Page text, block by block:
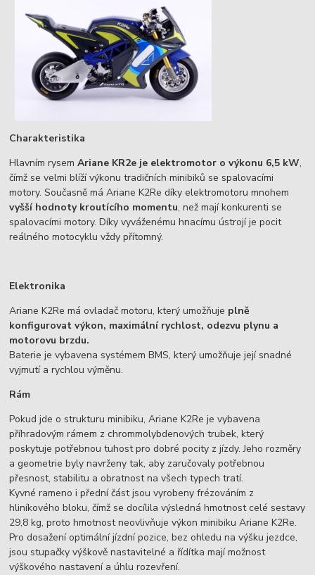
Charakteristika
Hlavním rysemAriane KR2e je elektromotor o výkonu 6,5 kW,
čímž se velmi blíží výkonu tradičních minibiků se spalovacími
motory. Současně má Ariane K2Re díky elektromotoru mnohem
vyšší hodnoty kroutícího momentu, než mají konkurenti se
spalovacími motory. Díky vyváženému hnacímu ústrojí je pocit
reálného motocyklu vždy přítomný.
Elektronika
Ariane K2Re má ovladač motoru, který umožňuje plně
konfigurovat výkon, maximální rychlost, odezvu plynu a
motorovu brzdu.
Baterie je vybavena systémem BMS, který umožňuje její snadné
vyjmutí a rychlou výměnu.
Rám
Pokud jde o strukturu minibiku, Ariane K2Re je vybavena
příhradovým rámem z chrommolybdenových trubek, který
poskytuje potřebnou tuhost pro dobré pocity z jízdy. Jeho rozměry
a geometrie byly navrženy tak, aby zaručovaly potřebnou
přesnost, stabilitu a obratnost na všech typech tratí.
Kyvné rameno i přední část jsou vyrobeny frézováním z
hliníkového bloku, čímž se docílila výsledná hmotnost celé sestavy
29,8 kg, proto hmotnost neovlivňuje výkon minibiku Ariane K2Re.
Pro dosažení optimální jízdní pozice, bez ohledu na výšku jezdce,
jsou stupačky výškově nastavitelné a řídítka mají možnost
výškového nastavení a úhlu rozevření.